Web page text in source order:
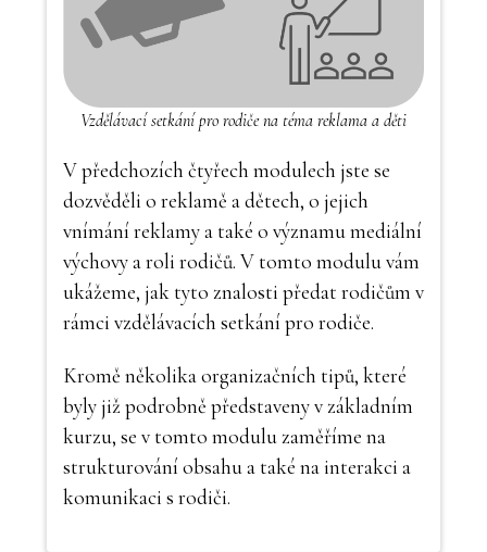
Vzdělávací setkání pro rodiče na téma reklama a děti
V předchozích čtyřech modulech jste se
dozvěděli o reklamě a dětech, o jejich
vnímání reklamy a také o významu mediální
výchovy a roli rodičů. V tomto modulu vám
ukážeme, jak tyto znalosti předat rodičům v
rámci vzdělávacích setkání pro rodiče.
Kromě několika organizačních tipů, které
byly již podrobně představeny v základním
kurzu, se v tomto modulu zaměříme na
strukturování obsahu a také na interakci a
komunikaci s rodiči.